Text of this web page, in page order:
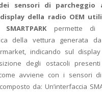
sensori di parcheggio
della radio OEM
SMARTPARKpermette di
della vettura generata
indicando sul
degli ostacoli
avviene con i sensori di
da: Un’interfaccia